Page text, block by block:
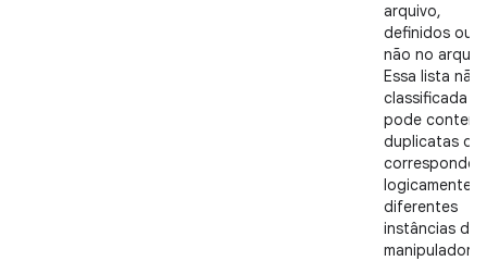
arquivo,
definidos ou
não no
Essa lista não
classificada e
pode conter
duplicatas
correspondem
logicamente a
diferentes
instâncias de
manipulador